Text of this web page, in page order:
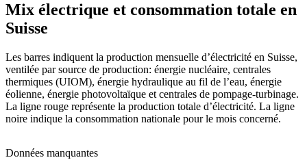
Mix électrique et consommation totale en
Suisse
Les barres indiquent la production mensuelle d’électricité en Suisse,
ventilée par source de production: énergie nucléaire, centrales
thermiques (UIOM), énergie hydraulique au fil de l’eau, énergie
éolienne, énergie photovoltaïque et centrales de pompage-turbinage.
La ligne rouge représente la production totale d’électricité. La ligne
noire indique la consommation nationale pour le mois concerné.
Données manquantes